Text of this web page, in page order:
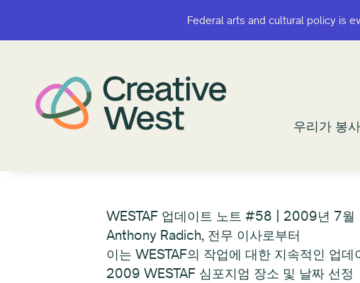
Federal arts and cultural policy is
우리가 봉
Federal arts and cultural policy is
우리가 봉
WESTAF 업데이트 노트 #58 | 2009년 7월
Anthony Radich, 전무 이사로부터
이는 WESTAF의 작업에 대한 지속적인 업
2009 WESTAF 심포지엄 장소 및 날짜 선정